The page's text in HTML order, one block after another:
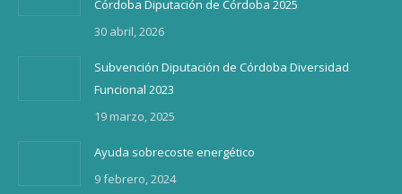
Córdoba Diputación de Córdoba 2025
30 abril, 2026
Subvención Diputación de Córdoba Diversidad
Funcional 2023
19 marzo, 2025
Ayuda sobrecoste energético
9 febrero, 2024